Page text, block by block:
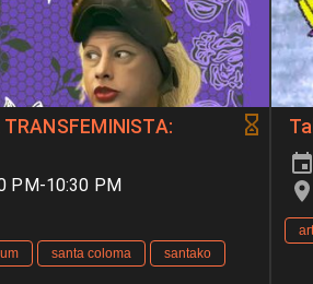
TRANSFEMINISTA:
PM-10:30 PM
santa coloma
santako
art